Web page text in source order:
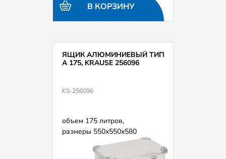
В КОРЗИНУ
ЯЩИК АЛЮМИНИЕВЫЙ ТИП
А 175, KRAUSE 256096
KS-256096
объем 175 литров,
размеры 550х550х580